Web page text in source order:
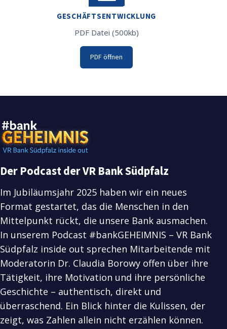
GESCHÄFTSENTWICKLUNG
PDF Datei (500kb)
PDF öffnen
Der Podcast der VR Bank Südpfalz
Im Jubiläumsjahr 2025 haben wir ein neues
Format gestartet, das die Menschen in den
Mittelpunkt rückt, die unsere Bank ausmachen.
In unserem Podcast #bankGEHEIMNIS – VR Bank
Südpfalz inside out sprechen Mitarbeitende mit
Moderatorin Dr. Claudia Borowy offen über ihre
Tätigkeit, ihre Motivation und ihre persönliche
Geschichte – authentisch, direkt und
überraschend. Ein Blick hinter die Kulissen, der
zeigt, was Zahlen allein nicht erzählen können.